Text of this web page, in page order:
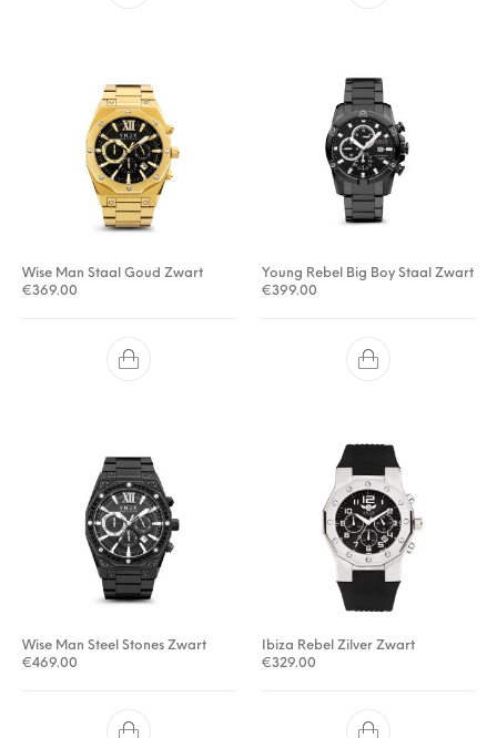
Wise Man Staal Goud Zwart
€369.00
Young Rebel Big Boy Staal Zwart
€399.00
Wise Man Steel Stones Zwart
€469.00
Ibiza Rebel Zilver Zwart
€329.00